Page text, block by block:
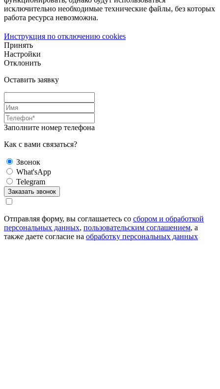
исключительно необходимые технические файлы, без которых
работа ресурса невозможна.
Инструкция по отключению cookies
Принять
Настройки
Отклонить
Оставить заявку
Заполните номер телефона
Как с вами связаться?
Звонок
What'sApp
Telegram
Отправляя форму, вы соглашаетесь со сбором и обработкой
персональных данных, пользовательским соглашением, а
также даете согласие на обработку персональных данных